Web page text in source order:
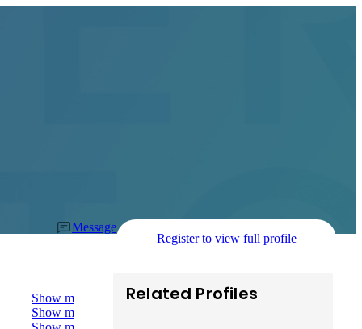
Message
Register to view full profile
Show more
Show more
Related Profiles